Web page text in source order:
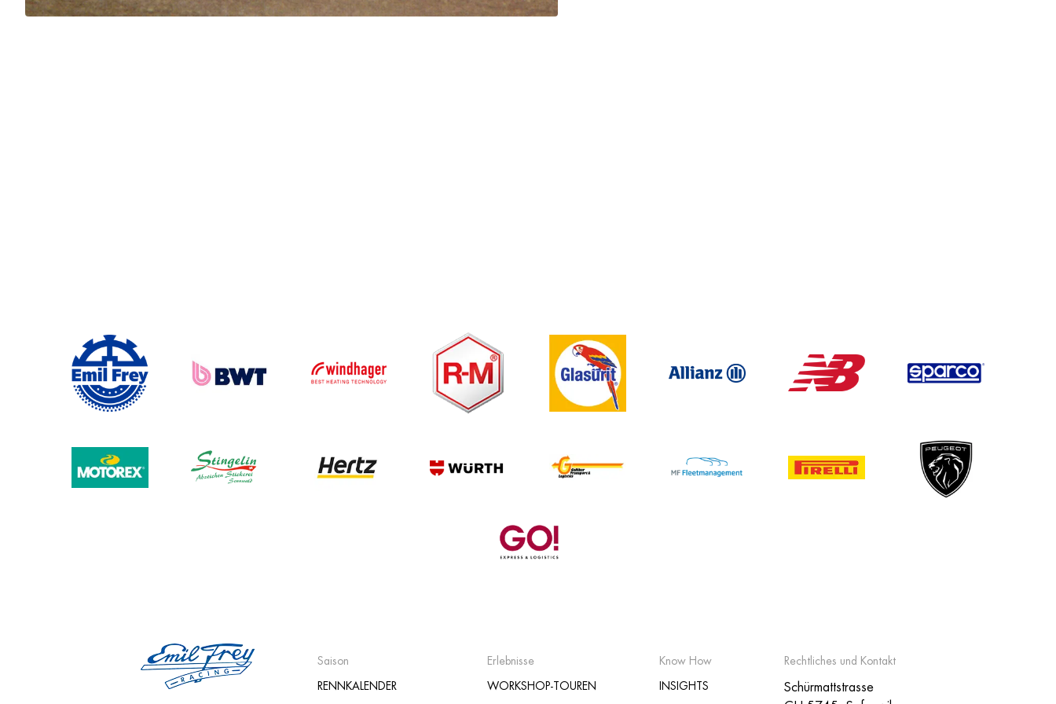
Saison
RENNKALENDER
Erlebnisse
WORKSHOP-TOUREN
Know How
INSIGHTS
Rechtliches und Kontakt
Schürmattstrasse